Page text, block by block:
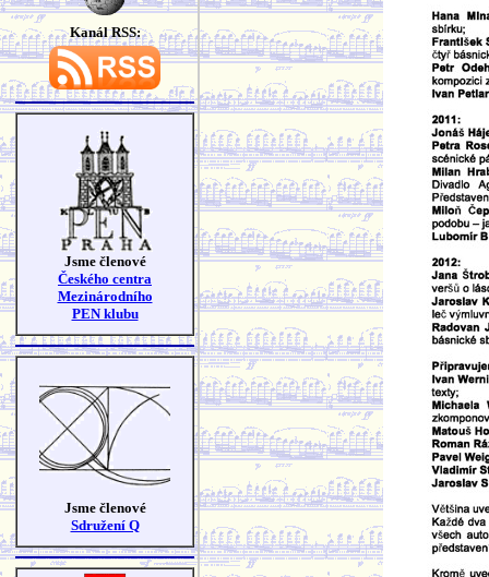
Kanál RSS:
Jsme členové
Českého centra
Mezinárodního
PEN klubu
Jsme členové
Sdružení Q